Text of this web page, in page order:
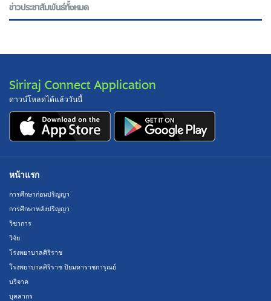
ข่าวประชาสัมพันธ์ทั้งหมด
Siriraj Connect Application
ดาวน์โหลดได้แล้ววันนี้
หน้าแรก
การศึกษาก่อนปริญญา
การศึกษาหลังปริญญา
วิชาการ
วิจัย
โรงพยาบาลศิริราช
โรงพยาบาลศิริราช ปิยมหาราชการุณย์
บริจาค
บุคลากร